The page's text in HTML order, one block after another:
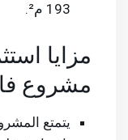
193 م².
مزايا
مشروع
يتمتع